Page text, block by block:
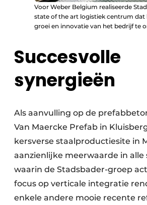
Voor Weber Belgium realiseerde
state of the art logistiek centrum dat
groei en innovatie van het bedrijf te
Succesvolle
synergieën
Als aanvulling op de
Van Maercke Prefab in
kersverse staalproductiesite in
aanzienlijke meerwaarde in alle
waarin de Stadsbader-groep
focus op verticale integratie
enkele andere mooie recente